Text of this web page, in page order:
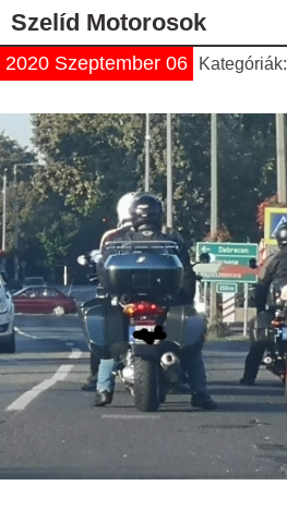
Szelíd Motorosok
2020 Szeptember 06 Kategóriák: